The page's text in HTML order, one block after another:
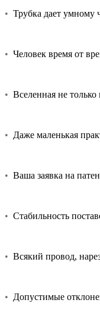
• Трубка дает умному
• Человек время от
• Вселенная не
• Даже маленькая
• Ваша заявка на
• Стабильность
• Всякий провод,
• Допустимые